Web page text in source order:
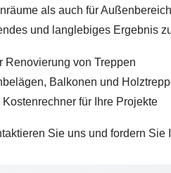
als auch für
und langlebiges Ergebnis
Renovierung von Treppen
Balkonen und
für Ihre Projekte
Sie uns und fordern